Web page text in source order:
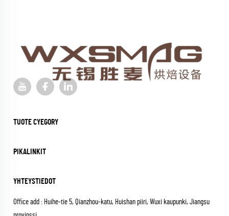
TUOTE CYEGORY
PIKALINKIT
YHTEYSTIEDOT
Office add : Huihe-tie 5, Qianzhou-katu, Huishan piiri, Wuxi kaupunki, Jiangsu